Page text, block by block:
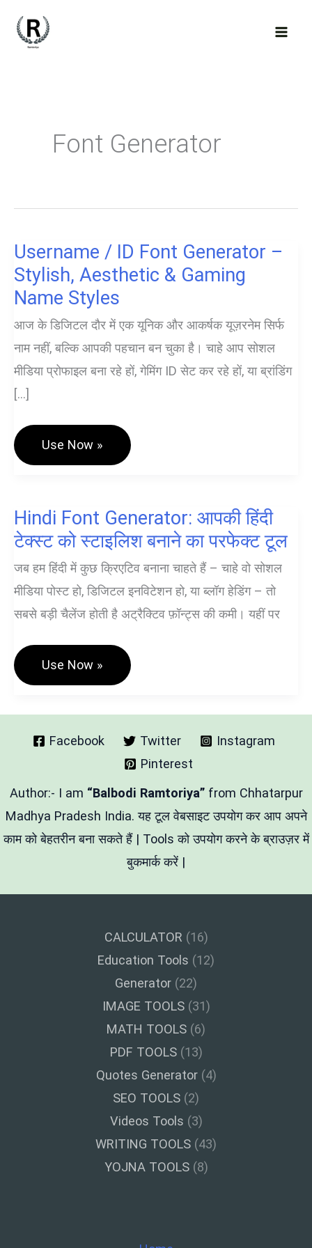
Font Generator
Username / ID Font Generator –
Stylish, Aesthetic & Gaming
Name Styles
आज के डिजिटल दौर में एक यूनिक और आकर्षक यूज़रनेम सिर्फ
नाम नहीं, बल्कि आपकी पहचान बन चुका है। चाहे आप सोशल
मीडिया प्रोफाइल बना रहे हों, गेमिंग ID सेट कर रहे हों, या ब्रांडिंग
[…]
Username
ID
–
Stylish,
Aesthetic
&
Name
Styles
Use Now »
Hindi Font Generator: आपकी हिंदी
टेक्स्ट को स्टाइलिश बनाने का परफेक्ट टूल
जब हम हिंदी में कुछ क्रिएटिव बनाना चाहते हैं – चाहे वो सोशल
मीडिया पोस्ट हो, डिजिटल इनविटेशन हो, या ब्लॉग हेडिंग – तो
सबसे बड़ी चैलेंज होती है अट्रैक्टिव फ़ॉन्ट्स की कमी। यहीं पर
Hindi
Generator:
हिंदी
को
स्टाइलिश
परफेक्ट
टूल
Use Now »
Facebook Twitter
Instagram
Pinterest
Author:- I am “Balbodi Ramtoriya” from Chhatarpur
Madhya Pradesh India. यह टूल वेबसाइट उपयोग कर आप अपने
काम को बेहतरीन बना सकते हैं | Tools को उपयोग करने के ब्राउज़र में
बुकमार्क करें |
CALCULATOR (16)
Education Tools (12)
Generator (22)
IMAGE TOOLS(31)
MATH TOOLS (6)
PDF TOOLS(13)
Quotes Generator(4)
SEO TOOLS (2)
Videos Tools (3)
WRITING TOOLS (43)
YOJNA TOOLS(8)